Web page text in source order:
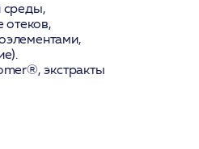
среды,
отеков,
, экстракты